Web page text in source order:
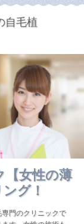
自毛植
【女性の薄
グ！
門のクリニックで